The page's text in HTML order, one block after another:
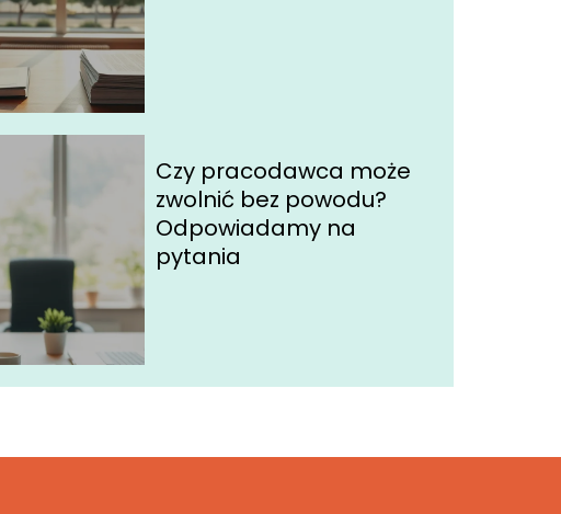
Czy pracodawca może
zwolnić bez powodu?
Odpowiadamy na
pytania